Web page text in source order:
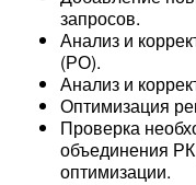
запросов.
Анализ и
(РО).
Анализ и
Оптимизация
Проверка
объединения
оптимизации.